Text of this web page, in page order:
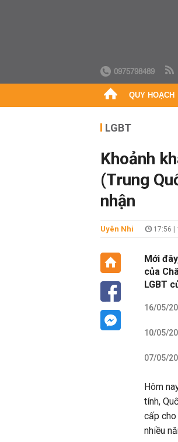
0975798489
QUY HOẠCH
LGBT
Khoảnh
(Trung
nhận
Uyên Nhi 17:56 |
Mới
của
LGBT
16/05/
10/05/
07/05/
Hôm
tính,
cấp
nhiều